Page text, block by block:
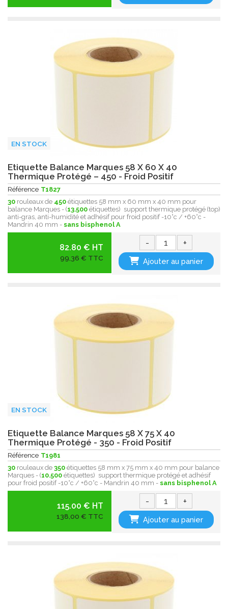
EN STOCK
Etiquette Balance Marques 58 X 60 X 40
Thermique Protégé – 450 - Froid Positif
Référence T1827
30 rouleaux de 450 étiquettes 58 mm x 60 mm x 40 mm pour
balance Marques - (13.500 étiquettes) support thermique protégé (top)
anti-gras, anti-humidité et adhésif pour froid positif -10°c / +60°c -
Mandrin 40 mm - sans bisphenol A
82.80 € HT
99,36 € TTC
- +
Ajouter au panier
EN STOCK
Etiquette Balance Marques 58 X 75 X 40
Thermique Protégé - 350 - Froid Positif
Référence T1981
30 rouleaux de 350 étiquettes 58 mm x 75 mm x 40 mm pour balance
Marques - (10.500 étiquettes) support thermique protégé et adhésif
pour froid positif -10°c / +60°c - Mandrin 40 mm - sans bisphenol A
115.00 € HT
138,00 € TTC
- +
Ajouter au panier